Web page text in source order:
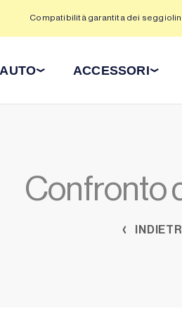
Compatibilità garantita dei
ACCESSORI
Confronto